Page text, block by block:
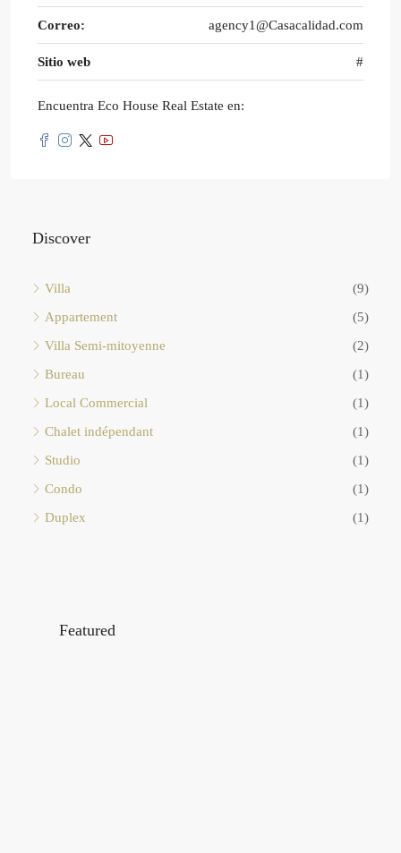
Correo: agency1@Casacalidad.com
Sitio web #
Encuentra Eco House Real Estate en:
Discover
Villa
(9)
Appartement
(5)
Villa Semi-mitoyenne
(2)
Bureau
(1)
Local Commercial
(1)
Chalet indépendant
(1)
Studio
(1)
Condo
(1)
Duplex
(1)
Featured